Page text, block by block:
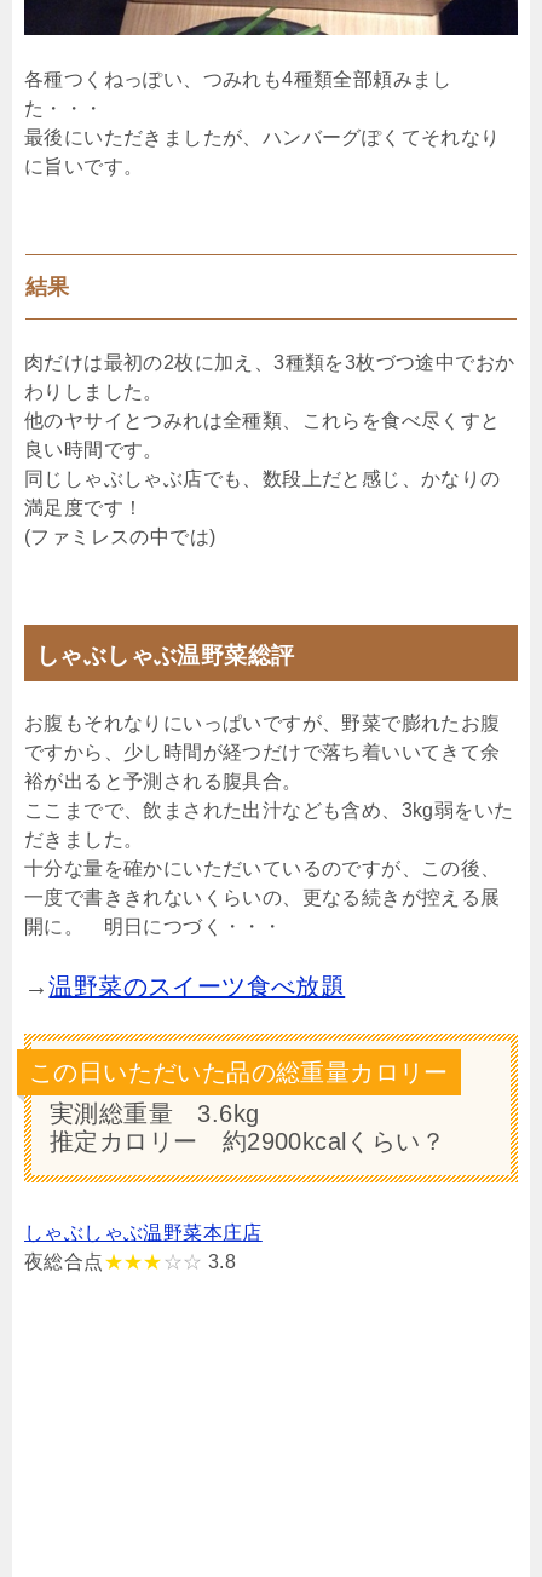
各種つくねっぽい、つみれも4種類全部頼みまし
た・・・
最後にいただきましたが、ハンバーグぽくてそれなり
に旨いです。
結果
肉だけは最初の2枚に加え、3種類を3枚づつ途中でおか
わりしました。
他のヤサイとつみれは全種類、これらを食べ尽くすと
良い時間です。
同じしゃぶしゃぶ店でも、数段上だと感じ、かなりの
満足度です！
(ファミレスの中では)
しゃぶしゃぶ温野菜総評
お腹もそれなりにいっぱいですが、野菜で膨れたお腹
ですから、少し時間が経つだけで落ち着いいてきて余
裕が出ると予測される腹具合。
ここまでで、飲まされた出汁なども含め、3kg弱をいた
だきました。
十分な量を確かにいただいているのですが、この後、
一度で書ききれないくらいの、更なる続きが控える展
開に。 明日につづく・・・
→温野菜のスイーツ食べ放題
この日いただいた品の総重量カロリー
実測総重量 3.6kg
推定カロリー 約2900kcalくらい？
しゃぶしゃぶ温野菜本庄店
夜総合点★★★ ☆☆ 3.8